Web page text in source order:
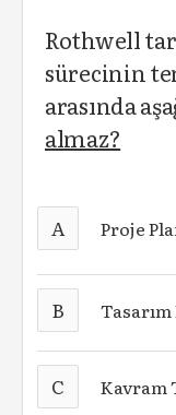
Rothwell
sürecinin
arasında
almaz?
A Proje
B
C Kavram